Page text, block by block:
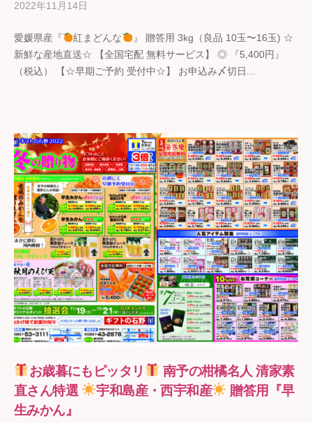
2022年11月14日
ギ
フ
ト
愛媛県産『 紅まどんな
』 贈答用 3kg（良品 10玉〜16玉) ☆
新鮮な産地直送☆ 【全国宅配 無料サービス】 ◎ 『5,400円』
（税込） 【☆早期ご予約 受付中☆】 お申込み〆切日...
お歳暮にもピッタリ
南予の柑橘名人 清家素
直さん特選
宇和島産・西宇和産
贈答用『早
生みかん』